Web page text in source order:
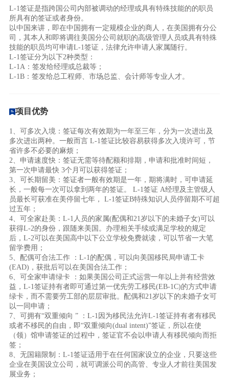
L-1签证是指跨国公司内部被调动的经理或具有特殊技能的的职员
所具有的签证或者身份。
以中国来讲，即在中国拥有一定规模企业的商人，在美国拥有分公
司，其本人和即将调往美国分公司就职的高级管理人员或具有特殊
技能的职员均可申请L-1签证，法律允许申请人家属随行。
L-1签证分为以下2种类型：
L-1A：签发给经理或总裁等；
L-1B：签发给总工程师、市场总监、会计师等专业人才。
项目优势
1、可多次入境：签证每次有效期为一年至三年，分为一次进出及
多次进出两种。一般而言 L-1签证比较容易获得多次入境许可，节
省许多不必要的麻烦；
2、申请速度快：签证无需等待配额和排期，申请和批准时间短，
第一次申请最快 3个月可以获得签证；
3、可长期留美：签证者一般有效期是一年，期将满时，可申请延
长，一般每一次可以拿到两年的签证。 L-1签证 A经理及主管级人
员最长可获准在美停留七年， L-1签证B特殊知识人员停留期不可超
过五年；
4、可全家赴美：L-1人员的家属(配偶和21岁以下的未婚子女)可以
获得L-2的身份，跟随来美国。办理相关手续或满足学校的规定
后，L-2可以在美国高中以下公立学校免费就读，可以节省一大笔
留学费用；
5、配偶可合法工作 ：L-1的配偶，可以向美国移民局申请工卡
(EAD)，获批后可以在美国合法工作；
6、可全家申请绿卡 ：如果美国公司正式运营一年以上并有经营效
益，L-1签证持有者即可通过第一优先劳工移民(EB-1C)的方式申请
绿卡，而不需要劳工部的层层审批。配偶和21岁以下的未婚子女可
以一同申请；
7、可拥有“双重倾向 ” ：L-1因为移民法允许L-1签证持有者有移民
或者不移民的自由，即“双重倾向(dual intent)”签证，所以在使
（领）馆申请签证的过程中，签证官不会以申请人有移民倾向而拒
签；
8、无国籍限制：L-1签证适用于在任何国家设立的企业，只要这些
企业在美国设立公司，就可调派公司的高管、专业人才前往美国发
展业务；